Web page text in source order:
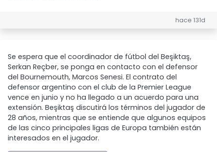
hace 131d
Se espera que el coordinador de fútbol del Beşiktaş,
Serkan Reçber, se ponga en contacto con el defensor
del Bournemouth, Marcos Senesi. El contrato del
defensor argentino con el club de la Premier League
vence en junio y no ha llegado a un acuerdo para una
extensión. Beşiktaş discutirá los términos del jugador de
28 años, mientras que se entiende que algunos equipos
de las cinco principales ligas de Europa también están
interesados en el jugador.